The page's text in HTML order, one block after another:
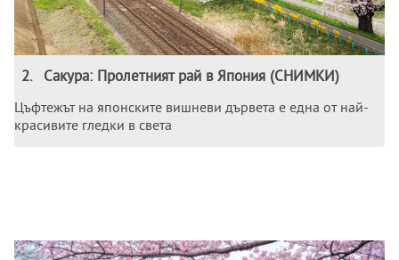
2. Сакура: Пролетният рай в Япония (СНИМКИ)
Цъфтежът на японските вишневи дървета е една от най-
красивите гледки в света